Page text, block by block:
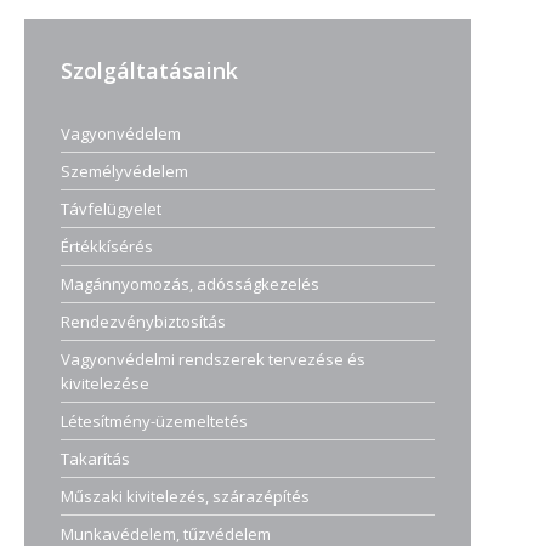
Szolgáltatásaink
Vagyonvédelem
Személyvédelem
Távfelügyelet
Értékkísérés
Magánnyomozás, adósságkezelés
Rendezvénybiztosítás
Vagyonvédelmi rendszerek tervezése és
kivitelezése
Létesítmény-üzemeltetés
Takarítás
Műszaki kivitelezés, szárazépítés
Munkavédelem, tűzvédelem